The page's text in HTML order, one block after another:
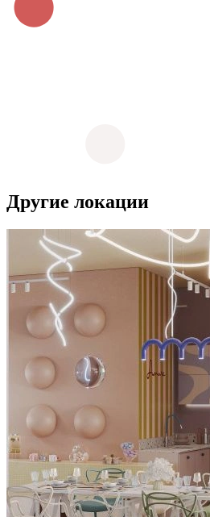
Другие локации